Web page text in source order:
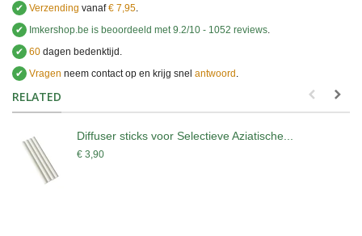
✔ Verzending vanaf€ 7,95
✔
Imkershop.be is beoordeeld met 9.2/10 - 1052 reviews
✔ 60 dagen bedenktijd.
✔ Vragen neem contact op en krijg snel antwoord
RELATED
Diffuser sticks voor Selectieve Aziatische...
€ 3,90